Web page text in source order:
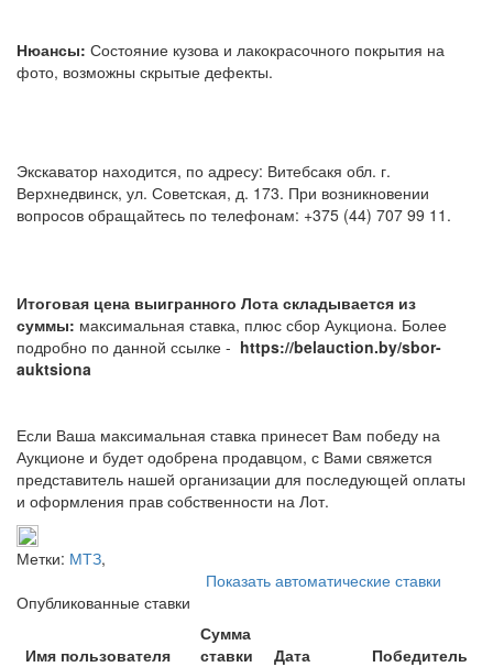
Нюансы: Состояние кузова и лакокрасочного покрытия на
фото, возможны скрытые дефекты.
Экскаватор находится, по адресу: Витебсакя обл. г.
Верхнедвинск, ул. Советская, д. 173. При возникновении
вопросов обращайтесь по телефонам: +375 (44) 707 99 11.
Итоговая цена выигранного Лота складывается из
суммы: максимальная ставка, плюс сбор Аукциона. Более
подробно по данной ссылке - https://belauction.by/sbor-
auktsiona
Если Ваша максимальная ставка принесет Вам победу на
Аукционе и будет одобрена продавцом, с Вами свяжется
представитель нашей организации для последующей оплаты
и оформления прав собственности на Лот.
Метки: МТЗ,
Показать автоматические ставки
Опубликованные ставки
Имя пользователя
Сумма
ставки
Дата
Победитель